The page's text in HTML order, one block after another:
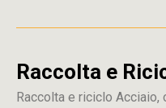
Raccolta e
Raccolta e riciclo